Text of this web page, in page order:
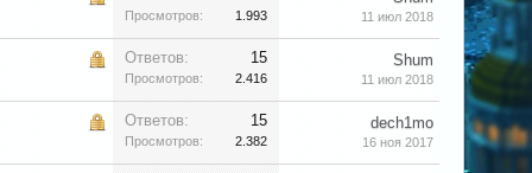
Просмотров: 1.993 11 июл 2018
Ответов: 15
Просмотров: 2.416
Shum
11 июл 2018
Ответов: 15
Просмотров: 2.382
dech1mo
16 ноя 2017